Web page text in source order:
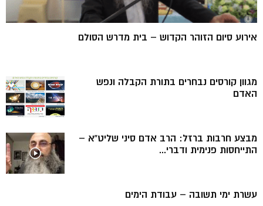
אירוע סיום הזוהר הקדוש – בית מדרש הסולם
מגוון קורסים נבחרים בתורת הקבלה ונפש
האדם
מבצע חרבות ברזל: הרב אדם סיני שליט”א –
התייחסות פנימית ודברי...
עשרת ימי תשובה – עבודת הימים